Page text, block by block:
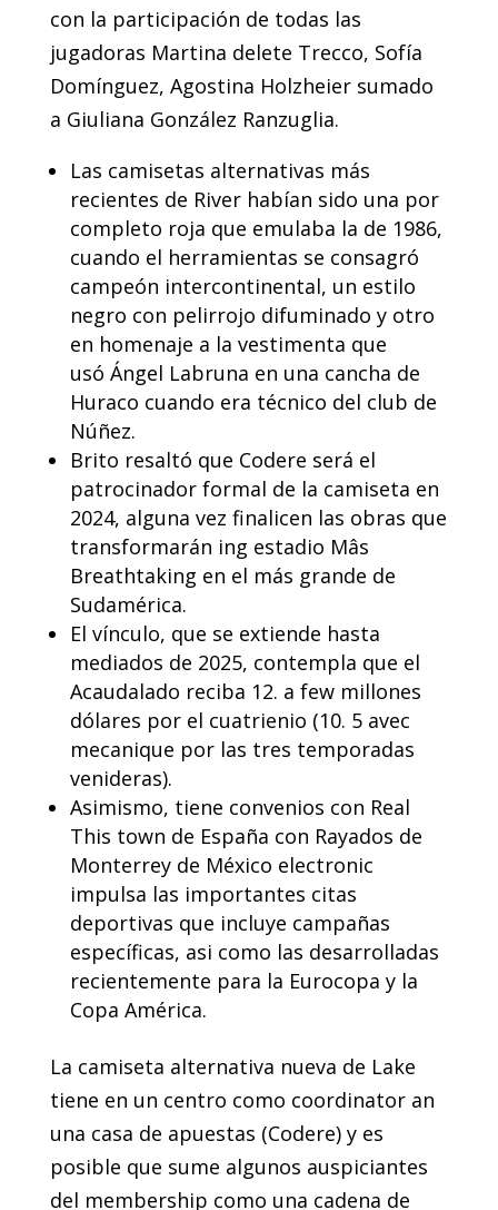
con la participación de todas las
jugadoras Martina delete Trecco, Sofía
Domínguez, Agostina Holzheier sumado
a Giuliana González Ranzuglia.
Las camisetas alternativas más
recientes de River habían sido una por
completo roja que emulaba la de 1986,
cuando el herramientas se consagró
campeón intercontinental, un estilo
negro con pelirrojo difuminado y otro
en homenaje a la vestimenta que
usó Ángel Labruna en una cancha de
Huraco cuando era técnico del club de
Núñez.
Brito resaltó que Codere será el
patrocinador formal de la camiseta en
2024, alguna vez finalicen las obras que
transformarán ing estadio Mâs
Breathtaking en el más grande de
Sudamérica.
El vínculo, que se extiende hasta
mediados de 2025, contempla que el
Acaudalado reciba 12. a few millones
dólares por el cuatrienio (10. 5 avec
mecanique por las tres temporadas
venideras).
Asimismo, tiene convenios con Real
This town de España con Rayados de
Monterrey de México electronic
impulsa las importantes citas
deportivas que incluye campañas
específicas, asi como las desarrolladas
recientemente para la Eurocopa y la
Copa América.
La camiseta alternativa nueva de Lake
tiene en un centro como coordinator an
una casa de apuestas (Codere) y es
posible que sume algunos auspiciantes
del membership como una cadena de